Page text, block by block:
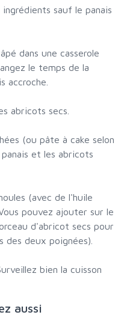
sauf le panais
dans une casserole
le temps de la
accroche.
abricots secs.
(ou pâte à cake selon
et les abricots
(avec de l'huile
pouvez ajouter sur le
d'abricot secs pour
deux poignées).
bien la cuisson
aussi